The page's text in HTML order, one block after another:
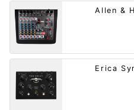
Allen &
Erica